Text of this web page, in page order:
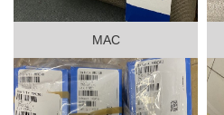
MAC